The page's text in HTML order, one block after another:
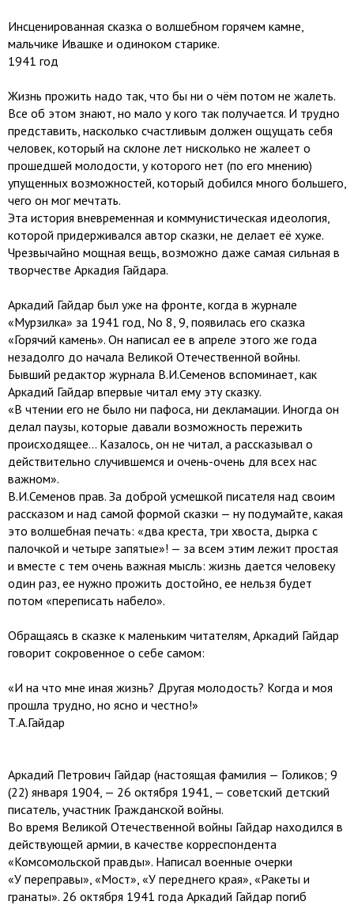
Инсценированная сказка о волшебном горячем камне,
мальчике Ивашке и одиноком старике.
1941 год
Жизнь прожить надо так, что бы ни о чём потом не жалеть.
Все об этом знают, но мало у кого так получается. И трудно
представить, насколько счастливым должен ощущать себя
человек, который на склоне лет нисколько не жалеет о
прошедшей молодости, у которого нет (по его мнению)
упущенных возможностей, который добился много большего,
чего он мог мечтать.
Эта история вневременная и коммунистическая идеология,
которой придерживался автор сказки, не делает её хуже.
Чрезвычайно мощная вещь, возможно даже самая сильная в
творчестве Аркадия Гайдара.
Аркадий Гайдар был уже на фронте, когда в журнале
«Мурзилка» за 1941 год, No 8, 9, появилась его сказка
«Горячий камень». Он написал ее в апреле этого же года
незадолго до начала Великой Отечественной войны.
Бывший редактор журнала В.И.Семенов вспоминает, как
Аркадий Гайдар впервые читал ему эту сказку.
«В чтении его не было ни пафоса, ни декламации. Иногда он
делал паузы, которые давали возможность пережить
происходящее... Казалось, он не читал, а рассказывал о
действительно случившемся и очень-очень для всех нас
важном».
В.И.Семенов прав. За доброй усмешкой писателя над своим
рассказом и над самой формой сказки — ну подумайте, какая
это волшебная печать: «два креста, три хвоста, дырка с
палочкой и четыре запятые»! — за всем этим лежит простая
и вместе с тем очень важная мысль: жизнь дается человеку
один раз, ее нужно прожить достойно, ее нельзя будет
потом «переписать набело».
Обращаясь в сказке к маленьким читателям, Аркадий Гайдар
говорит сокровенное о себе самом:
«И на что мне иная жизнь? Другая молодость? Когда и моя
прошла трудно, но ясно и честно!»
Т.А.Гайдар
Аркадий Петрович Гайдар (настоящая фамилия — Голиков; 9
(22) января 1904, — 26 октября 1941, — советский детский
писатель, участник Гражданской войны.
Во время Великой Отечественной войны Гайдар находился в
действующей армии, в качестве корреспондента
«Комсомольской правды». Написал военные очерки
«У переправы», «Мост», «У переднего края», «Ракеты и
гранаты». 26 октября 1941 года Аркадий Гайдар погиб